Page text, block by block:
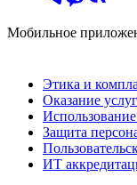
Мобильное
Этика и
Оказание услуг
Защита
ИТ